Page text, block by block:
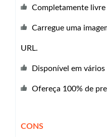
Completamente livre
Carregue uma
URL.
Disponível em vários
Ofereça 100% de
CONS